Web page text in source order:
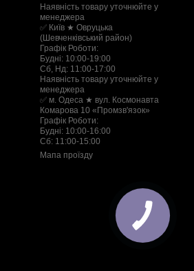
Наявність товару уточнюйте у
менеджера
✅ Київ ★ Овруцька
(Шевченківський район)
Графік Роботи:
Будні: 10:00-19:00
Сб, Нд: 11:00-17:00
Наявність товару уточнюйте у
менеджера
✅ м. Одеса ★ вул. Космонавта
Комарова 10 «Промзв'язок»
Графік Роботи:
Будні: 10:00-16:00
Сб: 11:00-15:00
Мапа проїзду